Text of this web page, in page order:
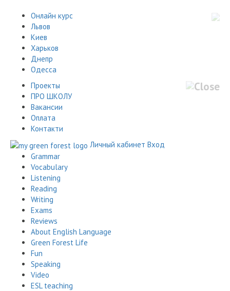
Онлайн курс
Львов
Киев
Харьков
Днепр
Одесса
Проекты
ПРО ШКОЛУ
Вакансии
Оплата
Контакти
Личный кабинет Вход
Grammar
Vocabulary
Listening
Reading
Writing
Exams
Reviews
About English Language
Green Forest Life
Fun
Speaking
Video
ESL teaching